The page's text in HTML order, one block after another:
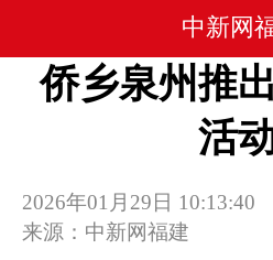
中新网
侨乡泉州推
活
2026年01月29日 10:13:40
来源：中新网福建